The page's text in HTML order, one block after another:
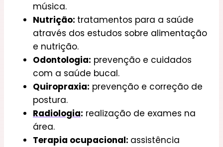
música.
Nutrição: tratamentos para a saúde
através dos estudos sobre alimentação
e nutrição.
Odontologia: prevenção e cuidados
com a saúde bucal.
Quiropraxia: prevenção e correção de
postura.
Radiologia: realização de exames na
área.
Terapia ocupacional: assistência